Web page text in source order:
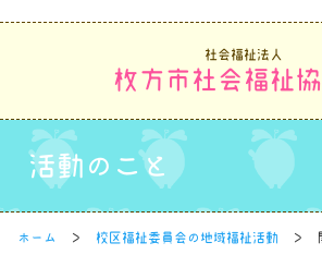
社会福祉法人
枚方市社会福祉
活動のこと
ホーム 校区福祉委員会の地域福祉活動